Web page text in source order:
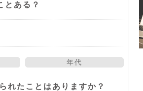
とある？
年代
れたことはありますか？